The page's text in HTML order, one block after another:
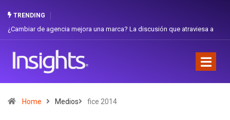
TRENDING
de agencia mejora una marca? La discusión que atraviesa a
Gabriela
Home Medios fice 2014